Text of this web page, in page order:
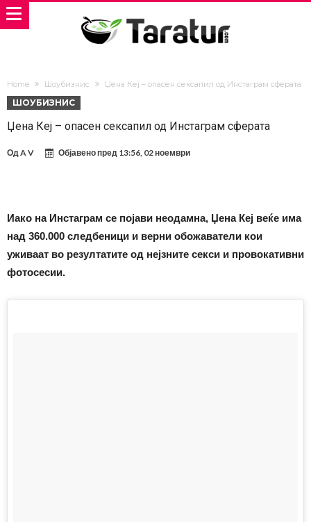
Home Шоубизнис Џена Кеј – опасен сексапил од Инстаграм сферата
ШОУБИЗНИС
Џена Кеј – опасен сексапил од Инстаграм сферата
ОдA V Објавено пред 13:56, 02 ноември
Иако на Инстаграм се појави неодамна, Џена Кеј веќе има
над 360.000 следбеници и верни обожаватели кои
уживаат во резултатите од нејзните секси и провокативни
фотосесии.